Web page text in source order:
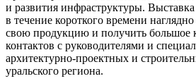
и развития инфраструктуры.
в течение короткого времени
свою продукцию и получить большое
контактов с руководителями и
архитектурно-проектных и
уральского региона.